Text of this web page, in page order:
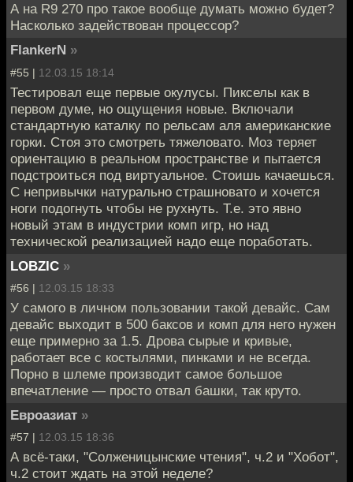
А на R9 270 про такое вообще думать можно будет?
Насколько задействован процессор?
FlankerN »
#55 | 12.03.15 18:14
Тестировал еще первые окулусы. Пикселы как в
первом думе, но ощущения новые. Включали
стандартную каталку по рельсам аля американские
горки. Стоя это смотреть тяжеловато. Моз теряет
ориентацию в реальном пространстве и пытается
подстроиться под виртуальное. Стоишь качаешься.
С непривычки натурально страшновато и хочется
ноги подогнуть чтобы не рухнуть. Т.е. это явно
новый этам в индустрии комп игр, но над
технической реализацией надо еще поработать.
LOBZIC »
#56 | 12.03.15 18:33
У самого в личном пользовании такой девайс. Сам
девайс выходит в 500 баксов и комп для него нужен
еще примерно за 1.5. Дрова сырые и кривые,
работает все с костылями, пинками и не всегда.
Порно в шлеме производит самое большое
впечатление — просто отвал башки, так круто.
Евроазиат »
#57 | 12.03.15 18:36
А всё-таки, "Солженицынские чтения", ч.2 и "Хобот",
ч.2 стоит ждать на этой неделе?